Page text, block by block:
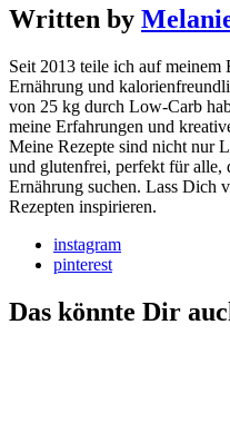
Written by
Seit 2013 teile ich auf
Ernährung und
von 25 kg durch Low-Carb
meine Erfahrungen und
Meine Rezepte sind nicht nur
und glutenfrei, perfekt für alle,
Ernährung suchen. Lass Dich
Rezepten inspirieren.
instagram
pinterest
Das könnte Dir